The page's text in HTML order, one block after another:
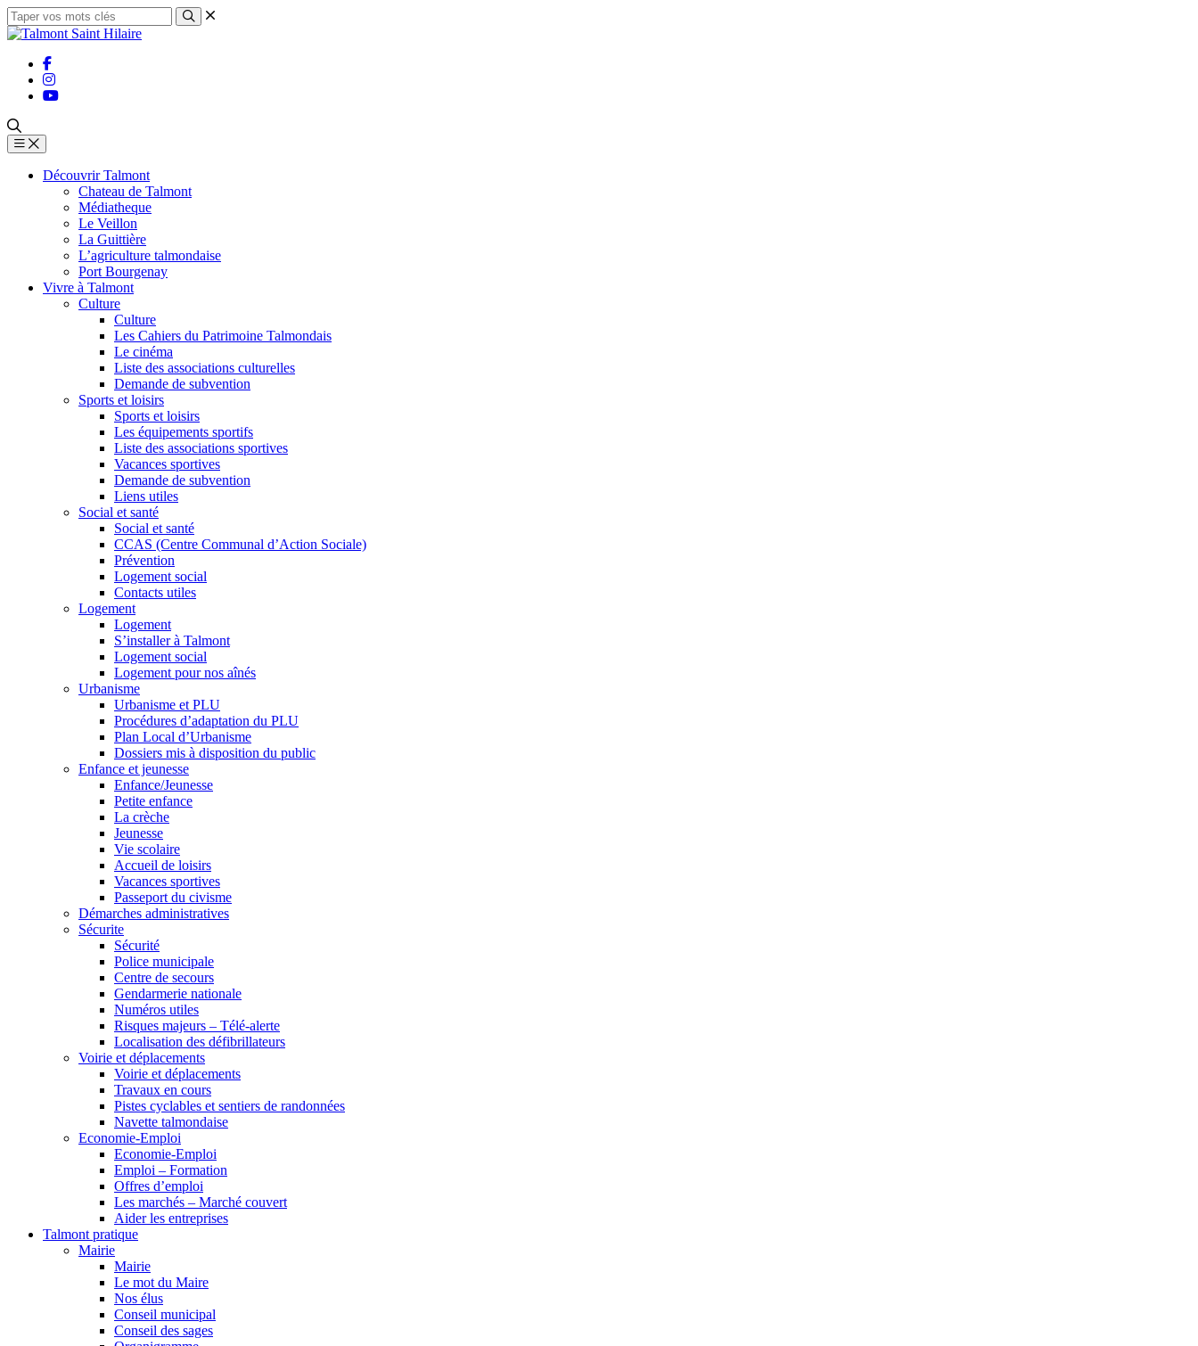
Découvrir Talmont
Chateau de Talmont
Médiatheque
Le Veillon
La Guittière
L’agriculture talmondaise
Port Bourgenay
Vivre à Talmont
Culture
Culture
Les Cahiers du Patrimoine Talmondais
Le cinéma
Liste des associations culturelles
Demande de subvention
Sports et loisirs
Sports et loisirs
Les équipements sportifs
Liste des associations sportives
Vacances sportives
Demande de subvention
Liens utiles
Social et santé
Social et santé
CCAS (Centre Communal d’Action Sociale)
Prévention
Logement social
Contacts utiles
Logement
Logement
S’installer à Talmont
Logement social
Logement pour nos aînés
Urbanisme
Urbanisme et PLU
Procédures d’adaptation du PLU
Plan Local d’Urbanisme
Dossiers mis à disposition du public
Enfance et jeunesse
Enfance/Jeunesse
Petite enfance
La crèche
Jeunesse
Vie scolaire
Accueil de loisirs
Vacances sportives
Passeport du civisme
Démarches administratives
Sécurite
Sécurité
Police municipale
Centre de secours
Gendarmerie nationale
Numéros utiles
Risques majeurs – Télé-alerte
Localisation des défibrillateurs
Voirie et déplacements
Voirie et déplacements
Travaux en cours
Pistes cyclables et sentiers de randonnées
Navette talmondaise
Economie-Emploi
Economie-Emploi
Emploi – Formation
Offres d’emploi
Les marchés – Marché couvert
Aider les entreprises
Talmont pratique
Mairie
Mairie
Le mot du Maire
Nos élus
Conseil municipal
Conseil des sages